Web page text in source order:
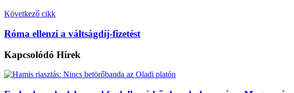
Következő cikk
Róma ellenzi a váltságdíj-fizetést
Kapcsolódó Hírek